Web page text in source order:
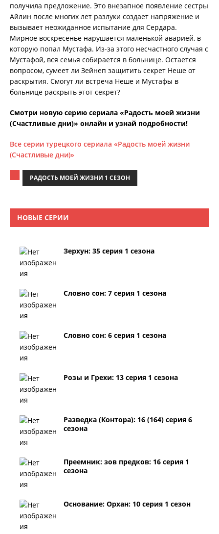
получила предложение. Это внезапное появление сестры
Айлин после многих лет разлуки создает напряжение и
вызывает неожиданное испытание для Сердара.
Мирное воскресенье нарушается маленькой аварией, в
которую попал Мустафа. Из-за этого несчастного случая с
Мустафой, вся семья собирается в больнице. Остается
вопросом, сумеет ли Зейнеп защитить секрет Неше от
раскрытия. Смогут ли встреча Неше и Мустафы в
больнице раскрыть этот секрет?
Смотри новую серию сериала «Радость моей жизни
(Счастливые дни)» онлайн и узнай подробности!
Все серии турецкого сериала «Радость моей жизни
(Счастливые дни)»
РАДОСТЬ МОЕЙ ЖИЗНИ 1 СЕЗОН
НОВЫЕ СЕРИИ
Зерхун: 35 серия 1 сезона
Словно сон: 7 серия 1 сезона
Словно сон: 6 серия 1 сезона
Розы и Грехи: 13 серия 1 сезона
Разведка (Контора): 16 (164) серия 6
сезона
Преемник: зов предков: 16 серия 1
сезона
Основание: Орхан: 10 серия 1 сезон